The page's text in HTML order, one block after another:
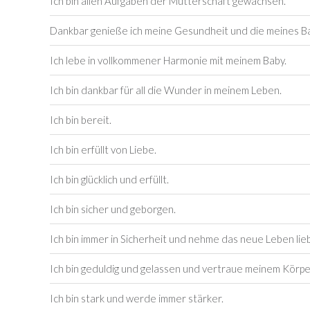
Dankbar genieße ich meine Gesundheit und die meines
Ich lebe in vollkommener Harmonie mit meinem Baby.
Ich bin dankbar für all die Wunder in meinem Leben.
Ich bin bereit.
Ich bin erfüllt von Liebe.
Ich bin glücklich und erfüllt.
Ich bin sicher und geborgen.
Ich bin immer in Sicherheit und nehme das neue Leben
Ich bin geduldig und gelassen und vertraue meinem
Ich bin stark und werde immer stärker.